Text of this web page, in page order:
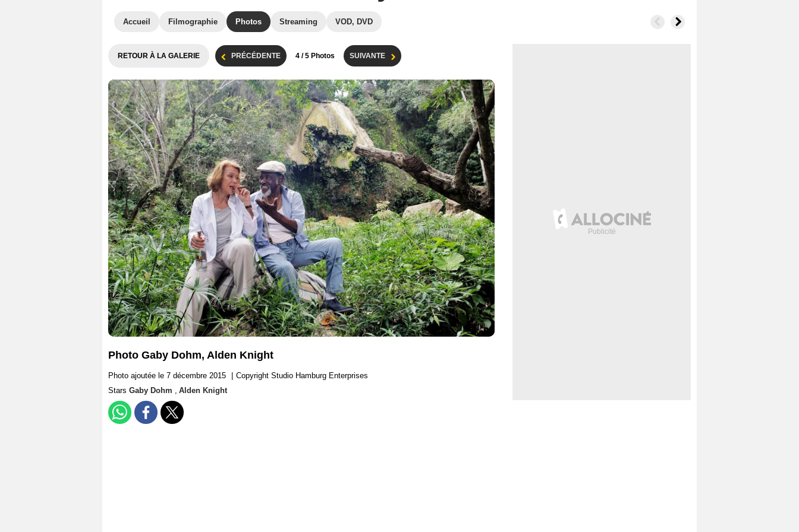
Accueil Filmographie Photos Streaming VOD, DVD
RETOUR À LA GALERIE PRÉCÉDENTE 4 / 5 Photos SUIVANTE
Photo Gaby Dohm, Alden Knight
Photo ajoutée le 7 décembre 2015
Copyright Studio Hamburg Enterprises
Stars Gaby Dohm , Alden Knight